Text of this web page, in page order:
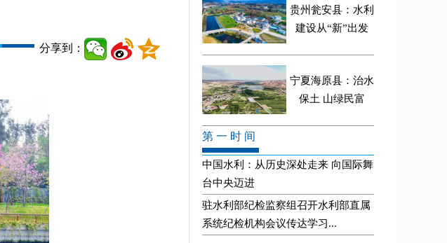
分享到：